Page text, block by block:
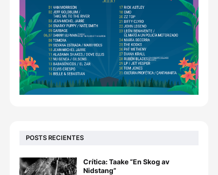
POSTS RECIENTES
Crítica: Taake “En Skog av
Nidstang”